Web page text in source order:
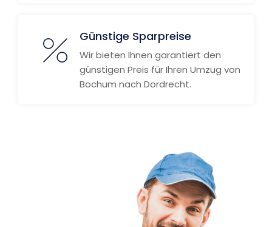
Günstige Sparpreise
Wir bieten Ihnen garantiert den
günstigen Preis für Ihren Umzug von
Bochum nach Dordrecht.